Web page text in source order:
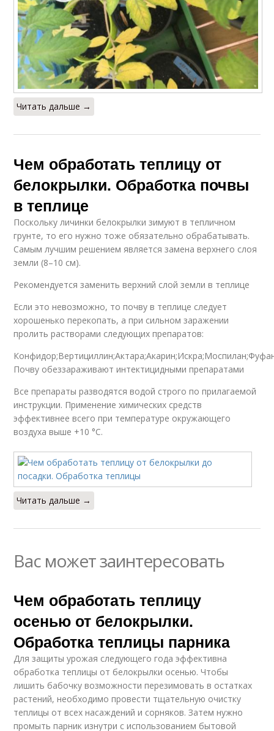
Читать дальше →
Чем обработать теплицу от
белокрылки. Обработка почвы
в теплице
Поскольку личинки белокрылки зимуют в тепличном
грунте, то его нужно тоже обязательно обрабатывать.
Самым лучшим решением является замена верхнего слоя
земли (8–10 см).
Рекомендуется заменить верхний слой земли в теплице
Если это невозможно, то почву в теплице следует
хорошенько перекопать, а при сильном заражении
пролить растворами следующих препаратов:
Почву обеззараживают интектицидными препаратами
Все препараты разводятся водой строго по прилагаемой
инструкции. Применение химических средств
эффективнее всего при температуре окружающего
воздуха выше +10 °C.
Читать дальше →
Вас может заинтересовать
Чем обработать теплицу
осенью от белокрылки.
Обработка теплицы парника
Для защиты урожая следующего года эффективна
обработка теплицы от белокрылки осенью. Чтобы
лишить бабочку возможности перезимовать в остатках
растений, необходимо провести тщательную очистку
теплицы от всех насаждений и сорняков. Затем нужно
промыть парник изнутри с использованием бытовой